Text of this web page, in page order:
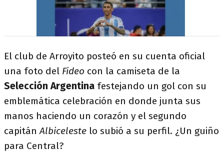
El club de Arroyito posteó en su cuenta oficial
una foto del Fideo con la camiseta de la
Selección Argentina festejando un gol con su
emblemática celebración en donde junta sus
manos haciendo un corazón y el segundo
capitánAlbiceleste lo subió a su perfil. ¿Un guiño
para Central?